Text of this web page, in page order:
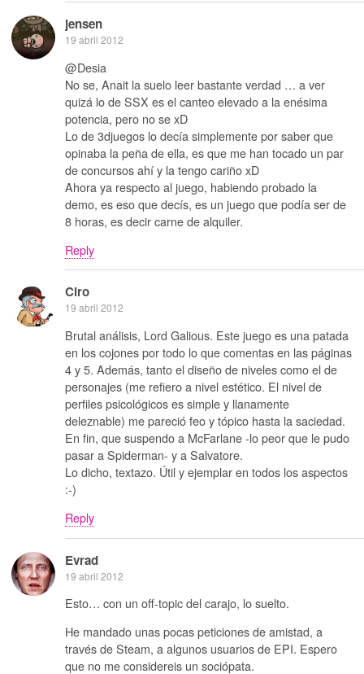
jensen
19 abril 2012
@Desia
No se, Anait la suelo leer bastante verdad … a ver
quizá lo de SSX es el canteo elevado a la enésima
potencia, pero no se xD
Lo de 3djuegos lo decía simplemente por saber que
opinaba la peña de ella, es que me han tocado un par
de concursos ahí y la tengo cariño xD
Ahora ya respecto al juego, habiendo probado la
demo, es eso que decís, es un juego que podía ser de
8 horas, es decir carne de alquiler.
Reply
Ciro
19 abril 2012
Brutal análisis, Lord Galious. Este juego es una patada
en los cojones por todo lo que comentas en las páginas
4 y 5. Además, tanto el diseño de niveles como el de
personajes (me refiero a nivel estético. El nivel de
perfiles psicológicos es simple y llanamente
deleznable) me pareció feo y tópico hasta la saciedad.
En fin, que suspendo a McFarlane -lo peor que le pudo
pasar a Spiderman- y a Salvatore.
Lo dicho, textazo. Útil y ejemplar en todos los aspectos
:-)
Reply
Evrad
19 abril 2012
Esto… con un off-topic del carajo, lo suelto.
He mandado unas pocas peticiones de amistad, a
través de Steam, a algunos usuarios de EPI. Espero
que no me considereis un sociópata.